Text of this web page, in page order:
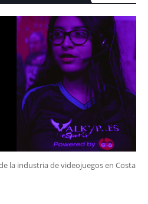
la industria de videojuegos en Costa